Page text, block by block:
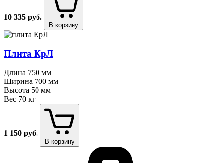
10 335 руб.
В корзину
Плита КрЛ
Длина 750 мм
Ширина 700 мм
Высота 50 мм
Вес 70 кг
1 150 руб.
В корзину